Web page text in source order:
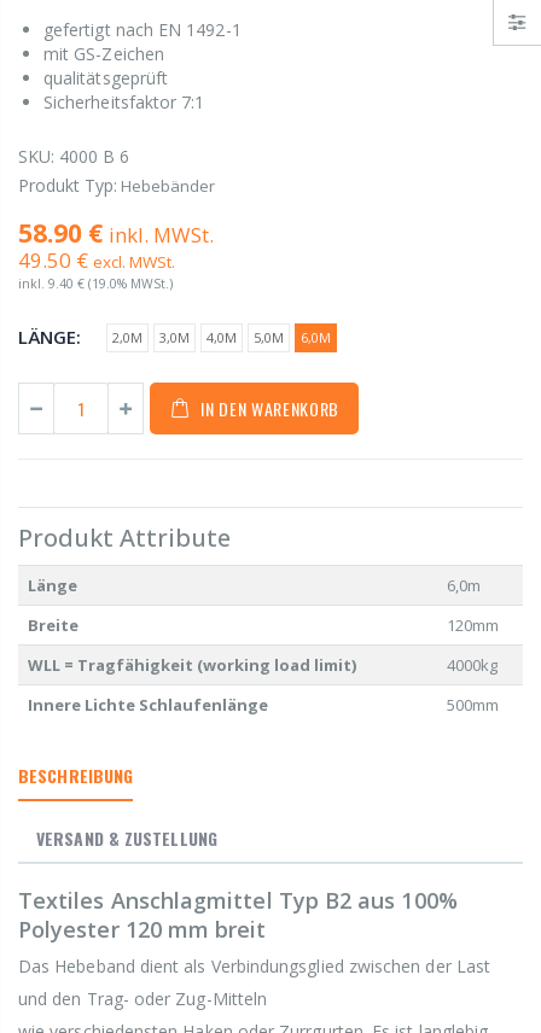
gefertigt nach EN 1492-1
mit GS-Zeichen
qualitätsgeprüft
Sicherheitsfaktor 7:1
SKU: 4000 B 6
Produkt Typ: Hebebänder
58.90 € inkl. MWSt.
49.50 € excl. MWSt.
inkl. 9.40 € (19.0% MWSt.)
LÄNGE: 2,0M 3,0M 4,0M 5,0M 6,0M
IN DEN WARENKORB
Produkt Attribute
Länge
6,0m
Breite
120mm
WLL = Tragfähigkeit (working load limit)
4000kg
Innere Lichte Schlaufenlänge
500mm
BESCHREIBUNG
VERSAND & ZUSTELLUNG
Textiles Anschlagmittel Typ B2 aus 100%
Polyester 120 mm breit
Das Hebeband dient als Verbindungsglied zwischen der Last
und den Trag- oder Zug-Mitteln